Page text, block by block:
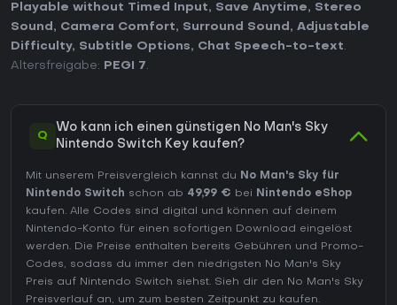
Playable without Timed Input, Save Anytime, Stereo
Sound , Camera Comfort, Surround Sound , Adjustable
Difficulty, Subtitle Options, Chat Speech-to-text.
Altersfreigabe:
PEGI 7.
Q
Wo kann ich einen günstigen No Man's Sky
Nintendo Switch Key kaufen?
Mit unserem Preisvergleich kannst du No Man's Sky für
Nintendo Switch schon ab 49,99 € bei Nintendo eShop
kaufen. Alle Codes sind digital und können auf deinem
Nintendo-Konto für einen sofortigen Download eingelöst
werden. Die Preise enthalten bereits Gebühren und Promo-
Codes, sodass du immer den niedrigsten No Man's Sky
Preis auf Nintendo Switch siehst. Sieh dir den No Man's Sky
Preisverlauf an, um zum besten Zeitpunkt zu kaufen.